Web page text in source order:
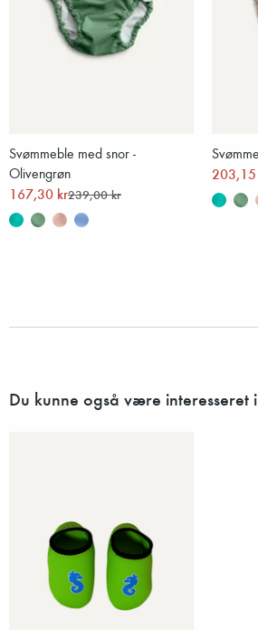
Svømmeble med snor -
Olivengrøn
167,30 kr239,00 kr
Du kunne også være interesseret i